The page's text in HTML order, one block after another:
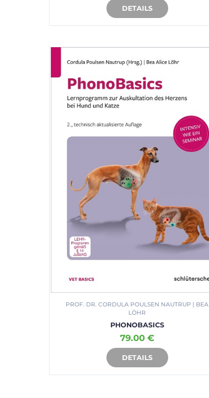
DETAILS
IN DEN WARENKORB
PROF. DR. CORDULA POULSEN NAUTRUP | BEA
LÖHR
PHONOBASICS
79.00 €
DETAILS
IN DEN WARENKORB